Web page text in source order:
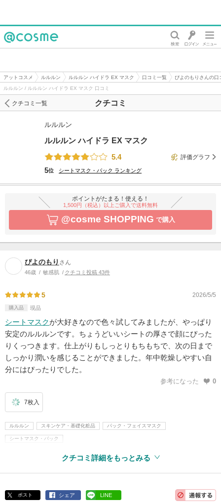
アットコスメ ルルルン ルルルン ハイドラ EX マスク 口コミ一覧
ぴよのもりさんの口
ルルルン / ルルルン ハイドラ EX マスク 口コミ
クチコミ
クチコミ一覧
ルルルン
ルルルン ハイドラ EX マスク
5.4
評価グラフ
5位 シートマスク・パック ランキング
ポイントがたまる！使える！
1,500円（税込）以上ご購入で送料無料
@cosme SHOPPING で購入
ぴよのもり さん
46歳 敏感肌 クチコミ投稿 43件
5 2026/5/5
購入品 現品
シートマスクが大好きなので色々試してみましたが、やっぱり
安定のルルルンです。ちょうどいいシートの厚さで顔にぴった
りくっつきます。仕上がりもしっとりもちもちで、次の日まで
しっかり潤いを感じることができました。年中乾燥しやすい自
分にはぴったりでした。
参考になった 0
7枚入
ルルルン スキンケア・基礎化粧品 パック・フェイスマスク
シートマスク・パック
クチコミ詳細をもっとみる
ポスト シェア LINE